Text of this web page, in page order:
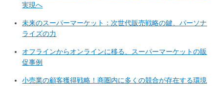
実現へ
未来のスーパーマーケット：次世代販売戦略の鍵、パーソナ
ライズの力
オフラインからオンラインに移る、スーパーマーケットの販
促事例
小売業の顧客獲得戦略！商圏内に多くの競合が存在する環境